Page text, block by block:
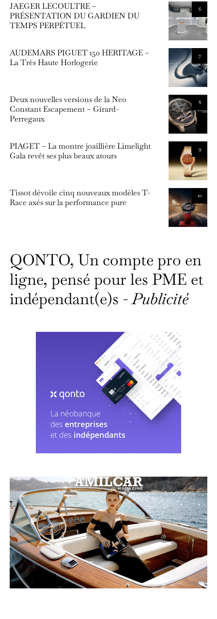
6
JAEGER LECOULTRE –
PRÉSENTATION DU GARDIEN DU
TEMPS PERPÉTUEL
7
AUDEMARS PIGUET 150 HERITAGE –
La Très Haute Horlogerie
8
Deux nouvelles versions de la Neo
Constant Escapement – Girard-
Perregaux
9
PIAGET – La montre joaillière Limelight
Gala revêt ses plus beaux atours
10
Tissot dévoile cinq nouveaux modèles T-
Race axés sur la performance pure
QONTO, Un compte pro en
ligne, pensé pour les PME et
indépendant(e)s -Publicité